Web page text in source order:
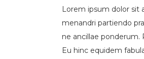
Lorem ipsum dolor sit
menandri partiendo
ne ancillae
Eu hinc equidem